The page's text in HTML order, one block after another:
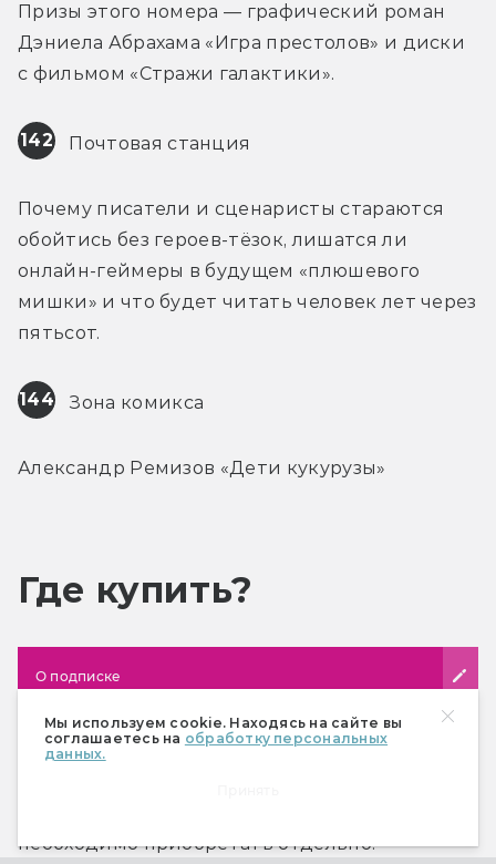
Мы используем cookie. Находясь на сайте вы
соглашаетесь на обработку персональных
данных.
Призы этого номера — графический роман
Дэниела Абрахама «Игра престолов» и диски
с фильмом «Стражи галактики».
142 Почтовая станция
Почему писатели и сценаристы стараются
обойтись без героев-тёзок, лишатся ли
онлайн-геймеры в будущем «плюшевого
мишки» и что будет читать человек лет через
пятьсот.
144 Зона комикса
Александр Ремизов «Дети кукурузы»
Где купить?
О подписке
Почтовая подписка
необходимо приобретать отдельно.